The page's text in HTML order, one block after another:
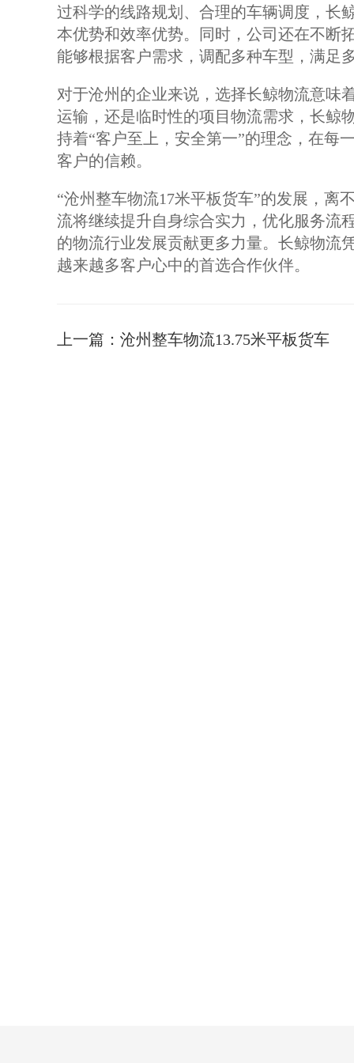
过科学的线路规划、合理的车辆调度，长
本优势和效率优势。同时，公司还在不断
能够根据客户需求，调配多种车型，满足
对于沧州的企业来说，选择长鲸物流意味
运输，还是临时性的项目物流需求，长鲸
持着“客户至上，安全第一”的理念，在每
客户的信赖。
“沧州整车物流17米平板货车”的发展，离
流将继续提升自身综合实力，优化服务流
的物流行业发展贡献更多力量。长鲸物流
越来越多客户心中的首选合作伙伴。
上一篇： 沧州整车物流13.75米平板货车